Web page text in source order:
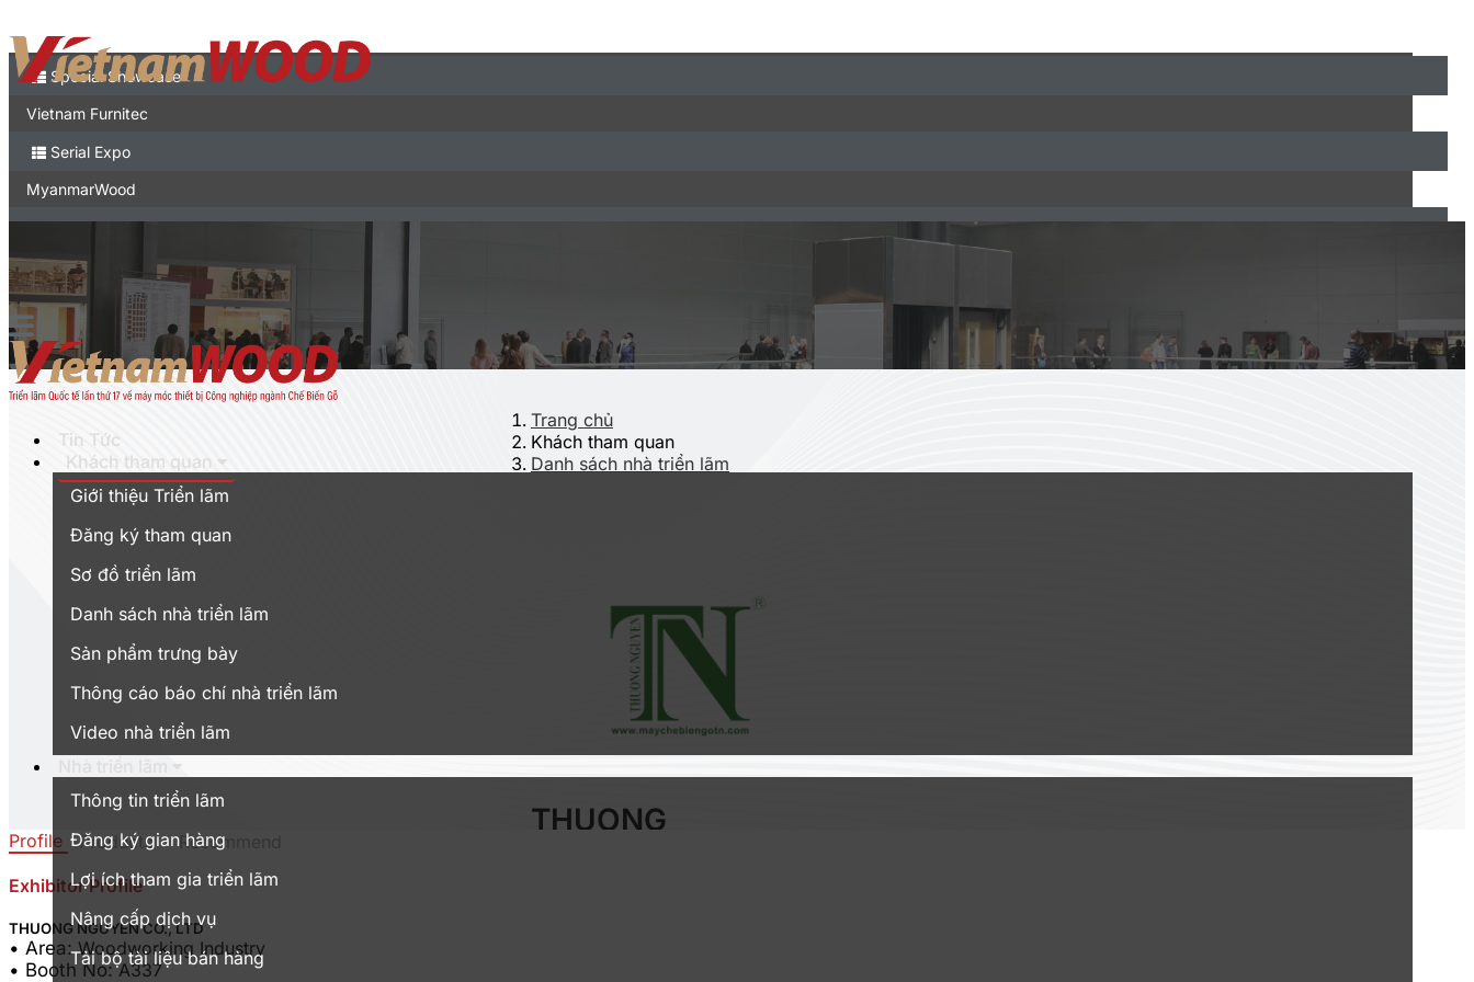
Expo
Special Showcase
Vietnam Furnitec
Serial Expo
MyanmarWood
Vietnam Expo
Triển lãm thương mại tại Việt Nam
English
Tin Tức
Khách tham quan
Giới thiệu Triển lãm
Đăng ký tham quan
Sơ đồ triển lãm
Danh sách nhà triển lãm
Sản phẩm trưng bày
Thông cáo báo chí nhà triển lãm
Video nhà triển lãm
Thông tin triển lãm
Đăng ký gian hàng
Lợi ích tham gia triển lãm
Nâng cấp dịch vụ
Tải bộ tài liệu bán hàng
Trang chủ
Khách tham quan
Danh sách nhà triển lãm
THUONG
Profile Products Recommend
Exhibitor Profile
THUONG NGUYEN CO., LTD
• Area:Woodworking Industry
• Booth No:A337